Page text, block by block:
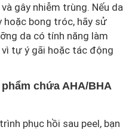
gây nhiễm trùng. Nếu da
hoặc bong tróc, hãy sử
da có tính năng làm
tự ý gãi hoặc tác động
chứa AHA/BHA
phục hồi sau peel, bạn